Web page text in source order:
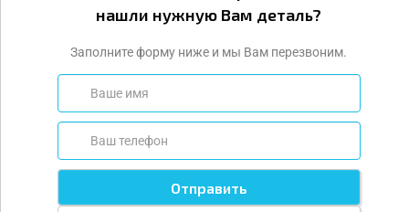
3 000
нашли нужную Вам деталь?
Заполните форму ниже и мы Вам перезвоним.